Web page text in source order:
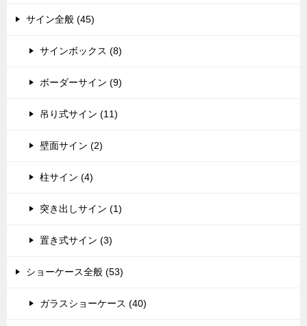
サイン全般 (45)
サインボックス (8)
ボーダーサイン (9)
吊り式サイン (11)
壁面サイン (2)
柱サイン (4)
突き出しサイン (1)
置き式サイン (3)
ショーケース全般 (53)
ガラスショーケース (40)